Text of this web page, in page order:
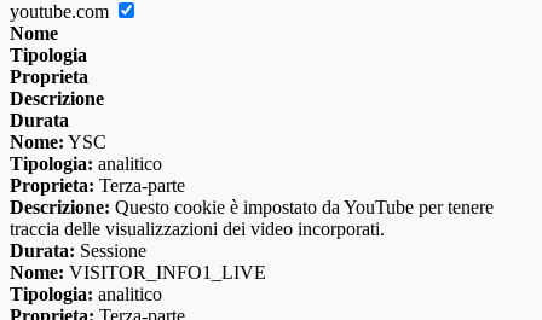
youtube.com
Nome
Tipologia
Proprieta
Descrizione
Durata
Nome: YSC
Tipologia: analitico
Proprieta: Terza-parte
Descrizione: Questo cookie è impostato da YouTube per tenere
traccia delle visualizzazioni dei video incorporati.
Durata: Sessione
Nome: VISITOR_INFO1_LIVE
Tipologia: analitico